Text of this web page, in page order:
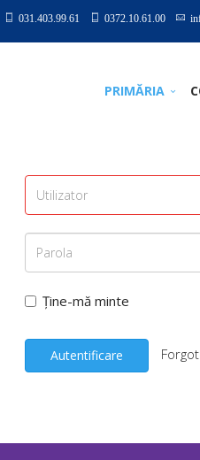
031.403.99.61 0372.10.61.00
PRIMĂRIA
Ține-mă minte
Autentificare Forgot